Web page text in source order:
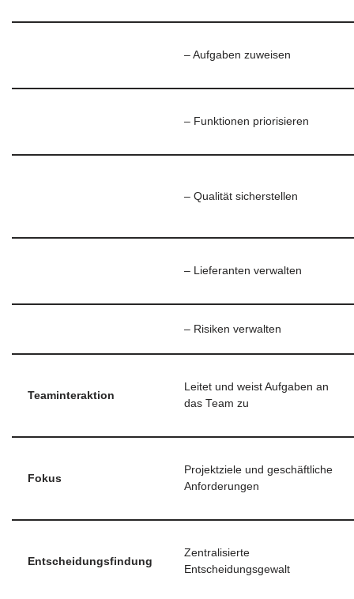
– Aufgaben zuweisen
– Funktionen priorisieren
– Qualität sicherstellen
– Lieferanten verwalten
– Risiken verwalten
Teaminteraktion
Leitet und weist Aufgaben an
das Team zu
Fokus
Projektziele und geschäftliche
Anforderungen
Entscheidungsfindung
Zentralisierte
Entscheidungsgewalt